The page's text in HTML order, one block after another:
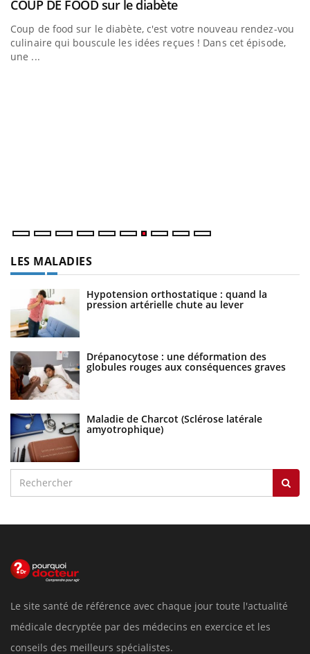
Youtube
COUP DE FOOD sur le diabèteYoutube
Coup de food sur le diabète, c'est votre nouveau rendez-vous
culinaire qui bouscule les idées reçues ! Dans cet épisode,
une ...
LES MALADIES
Hypotension orthostatique : quand la
pression artérielle chute au lever
Drépanocytose : une déformation des
globules rouges aux conséquences graves
Maladie de Charcot (Sclérose latérale
amyotrophique)
Le site santé de référence avec chaque jour toute l'actualité
médicale decryptée par des médecins en exercice et les
conseils des meilleurs spécialistes.